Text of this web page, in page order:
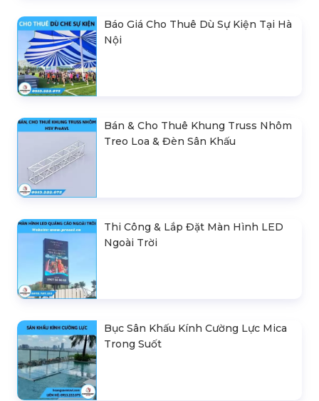
Báo Giá Cho Thuê Dù Sự Kiện Tại Hà
Nội
Bán & Cho Thuê Khung Truss Nhôm
Treo Loa & Đèn Sân Khấu
Thi Công & Lắp Đặt Màn Hình LED
Ngoài Trời
Bục Sân Khấu Kính Cường Lực Mica
Trong Suốt